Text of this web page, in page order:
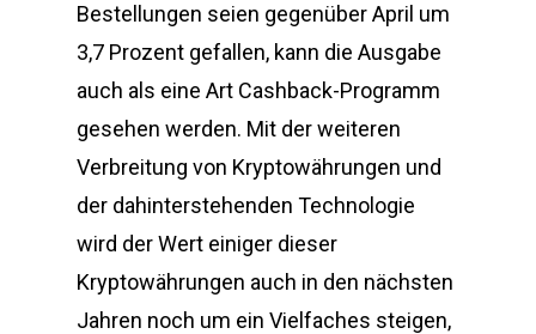
Bestellungen seien gegenüber April um
3,7 Prozent gefallen, kann die Ausgabe
auch als eine Art Cashback-Programm
gesehen werden. Mit der weiteren
Verbreitung von Kryptowährungen und
der dahinterstehenden Technologie
wird der Wert einiger dieser
Kryptowährungen auch in den nächsten
Jahren noch um ein Vielfaches steigen,